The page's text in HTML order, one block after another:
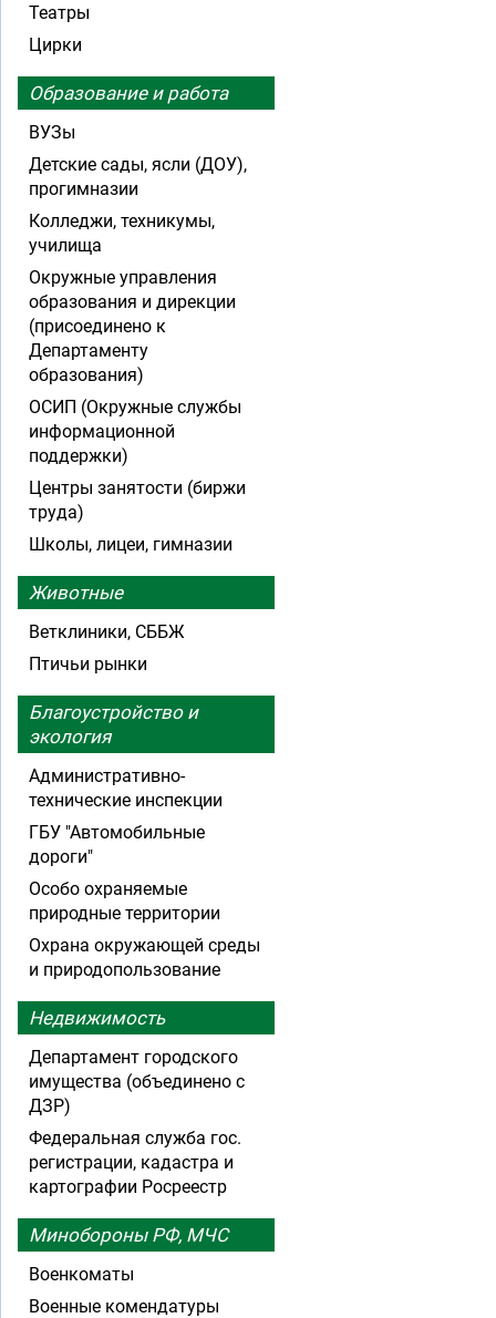
Театры
Цирки
Образование и работа
ВУЗы
Детские сады, ясли (ДОУ),
прогимназии
Колледжи, техникумы,
училища
Окружные управления
образования и дирекции
(присоединено к
Департаменту
образования)
ОСИП (Окружные службы
информационной
поддержки)
Центры занятости (биржи
труда)
Школы, лицеи, гимназии
Животные
Ветклиники, СББЖ
Птичьи рынки
Благоустройство и
экология
Административно-
технические инспекции
ГБУ "Автомобильные
дороги"
Особо охраняемые
природные территории
Охрана окружающей среды
и природопользование
Недвижимость
Департамент городского
имущества (объединено с
ДЗР)
Федеральная служба гос.
регистрации, кадастра и
картографии Росреестр
Минобороны РФ, МЧС
Военкоматы
Военные комендатуры